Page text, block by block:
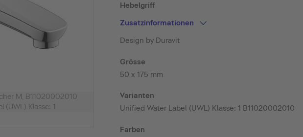
M, B11020002010
(UWL) Klasse: 1
Hebelgriff
Zusatzinformationen
Design by Duravit
Grösse
50 x 175 mm
Varianten
Unified Water Label (UWL) Klasse: 1 B11020002010
Farben